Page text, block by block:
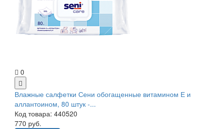
0
Влажные салфетки Сени обогащенные витамином Е и
аллантоином, 80 штук -...
Код товара: 440520
770 руб.